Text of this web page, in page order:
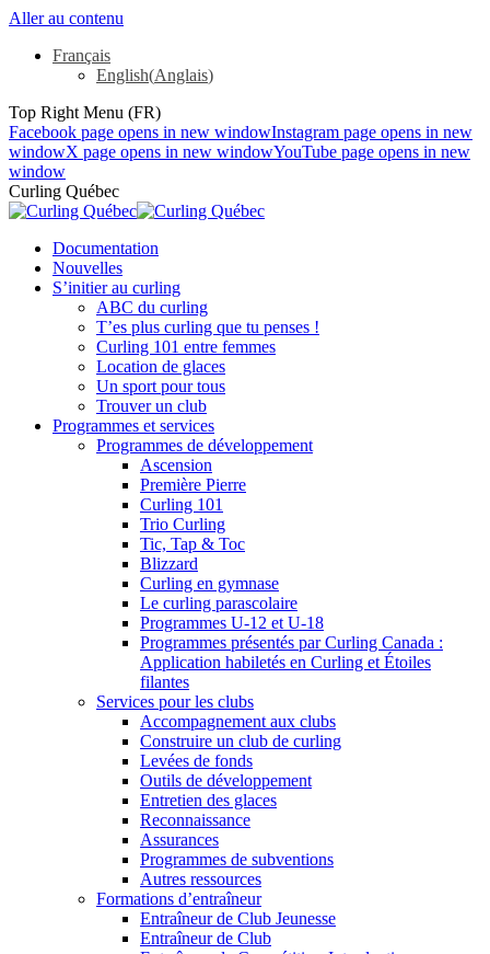
Aller au contenu
Français
English(Anglais)
Top Right Menu (FR)
Facebook page opens in new windowInstagram page opens in new
windowX page opens in new windowYouTube page opens in new
window
Curling Québec
Documentation
Nouvelles
S’initier au curling
ABC du curling
T’es plus curling que tu penses !
Curling 101 entre femmes
Location de glaces
Un sport pour tous
Trouver un club
Programmes et services
Programmes de développement
Ascension
Première Pierre
Curling 101
Trio Curling
Tic, Tap & Toc
Blizzard
Curling en gymnase
Le curling parascolaire
Programmes U-12 et U-18
Programmes présentés par Curling Canada :
Application habiletés en Curling et Étoiles
filantes
Services pour les clubs
Accompagnement aux clubs
Construire un club de curling
Levées de fonds
Outils de développement
Entretien des glaces
Reconnaissance
Assurances
Programmes de subventions
Autres ressources
Formations d’entraîneur
Entraîneur de Club Jeunesse
Entraîneur de Club